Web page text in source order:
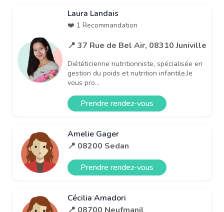
Laura Landais
❤️ 1 Recommandation
📍 37 Rue de Bel Air, 08310 Juniville
Diététicienne nutritionniste, spécialisée en
gestion du poids et nutrition infantile.Je
vous pro...
Prendre rendez-vous
Amelie Gager
📍 08200 Sedan
Prendre rendez-vous
Cécilia Amadori